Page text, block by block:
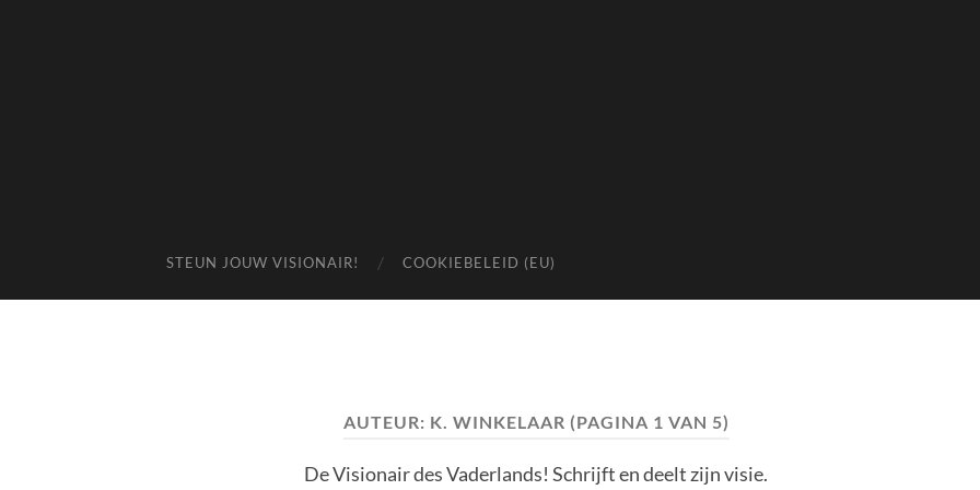
STEUN JOUW VISIONAIR! COOKIEBELEID (EU)
AUTEUR: K. WINKELAAR (PAGINA 1 VAN 5)
De Visionair des Vaderlands! Schrijft en deelt zijn visie.